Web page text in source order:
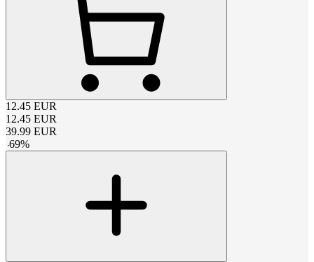
12.45 EUR
12.45 EUR
39.99 EUR
-69%